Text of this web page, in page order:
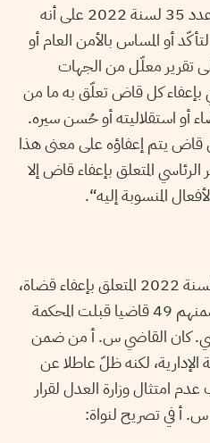
ينص الفصل 20 من المرسوم عدد 35 لسنة 2022 على أنه
أو المساس بالأمن العام أو
على تقرير معلّل من الجهات
بإعفاء كل قاض تعلّق به ما من
استقلاليته أو حُسن سيره.
قاض يتم إعفاؤه على معنى هذا
المتعلق بإعفاء قاض إلا
المنسوبة إليه“.
أحال الأمر الرئاسي عدد 516 لسنة 2022 المتعلق بإعفاء قضاة،
57 قاضيا على البطالة، من ضمنهم 49 قاضيا قبلت المحكمة
كان القاضي س. أ من ضمن
الإدارية، لكنه ظلّ عاطلا عن
امتثال وزارة العدل لقرار
س. أ في تصريح لنواة: